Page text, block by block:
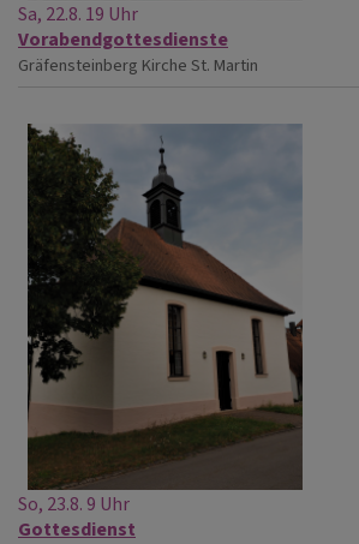
Sa, 22.8. 19 Uhr
Vorabendgottesdienste
Gräfensteinberg Kirche St. Martin
So, 23.8. 9 Uhr
Gottesdienst